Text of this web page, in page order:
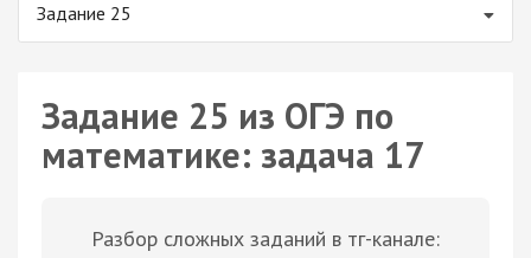
Задание 25
Задание 25 из ОГЭ по
математике: задача 17
Разбор сложных заданий в тг-канале: